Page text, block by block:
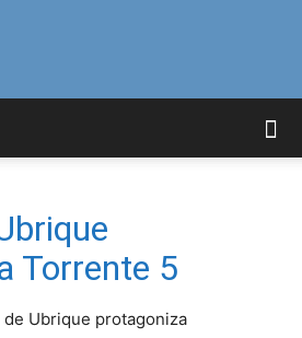
Curiosidades
Torrente 5